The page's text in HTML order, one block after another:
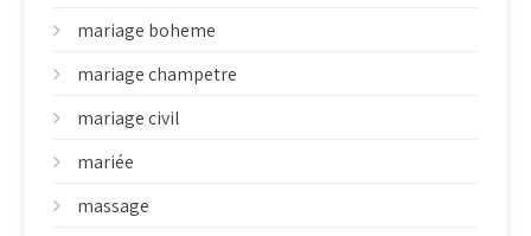
mariage boheme
mariage champetre
mariage civil
mariée
massage